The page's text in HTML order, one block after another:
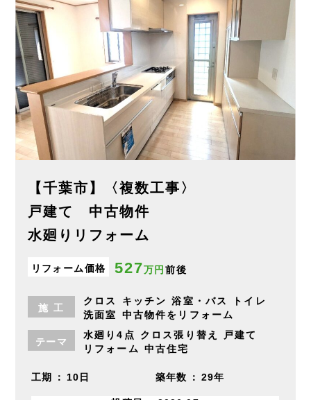
【千葉市】〈複数工事〉
戸建て 中古物件
水廻りリフォーム
リフォーム価格 527万円 前後
施工
クロス キッチン 浴室・バス
トイレ
洗面室
中古物件をリフォーム
テーマ
水廻り4点 クロス張り替え
戸建て
リフォーム
中古住宅
工期 10日 築年数 29年